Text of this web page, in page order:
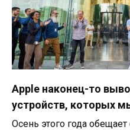
Apple наконец-то
устройств, которых
Осень этого года